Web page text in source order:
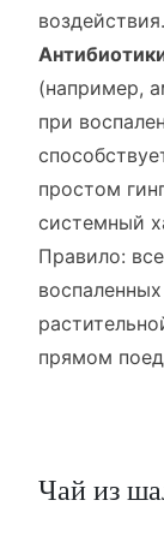
воздействия.
(например,
при
простом
системный
Правило:
прямом
Чай из